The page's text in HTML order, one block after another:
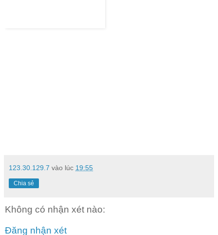
123.30.129.7 vào lúc 19:55
Chia sẻ
Không có nhận xét nào:
Đăng nhận xét